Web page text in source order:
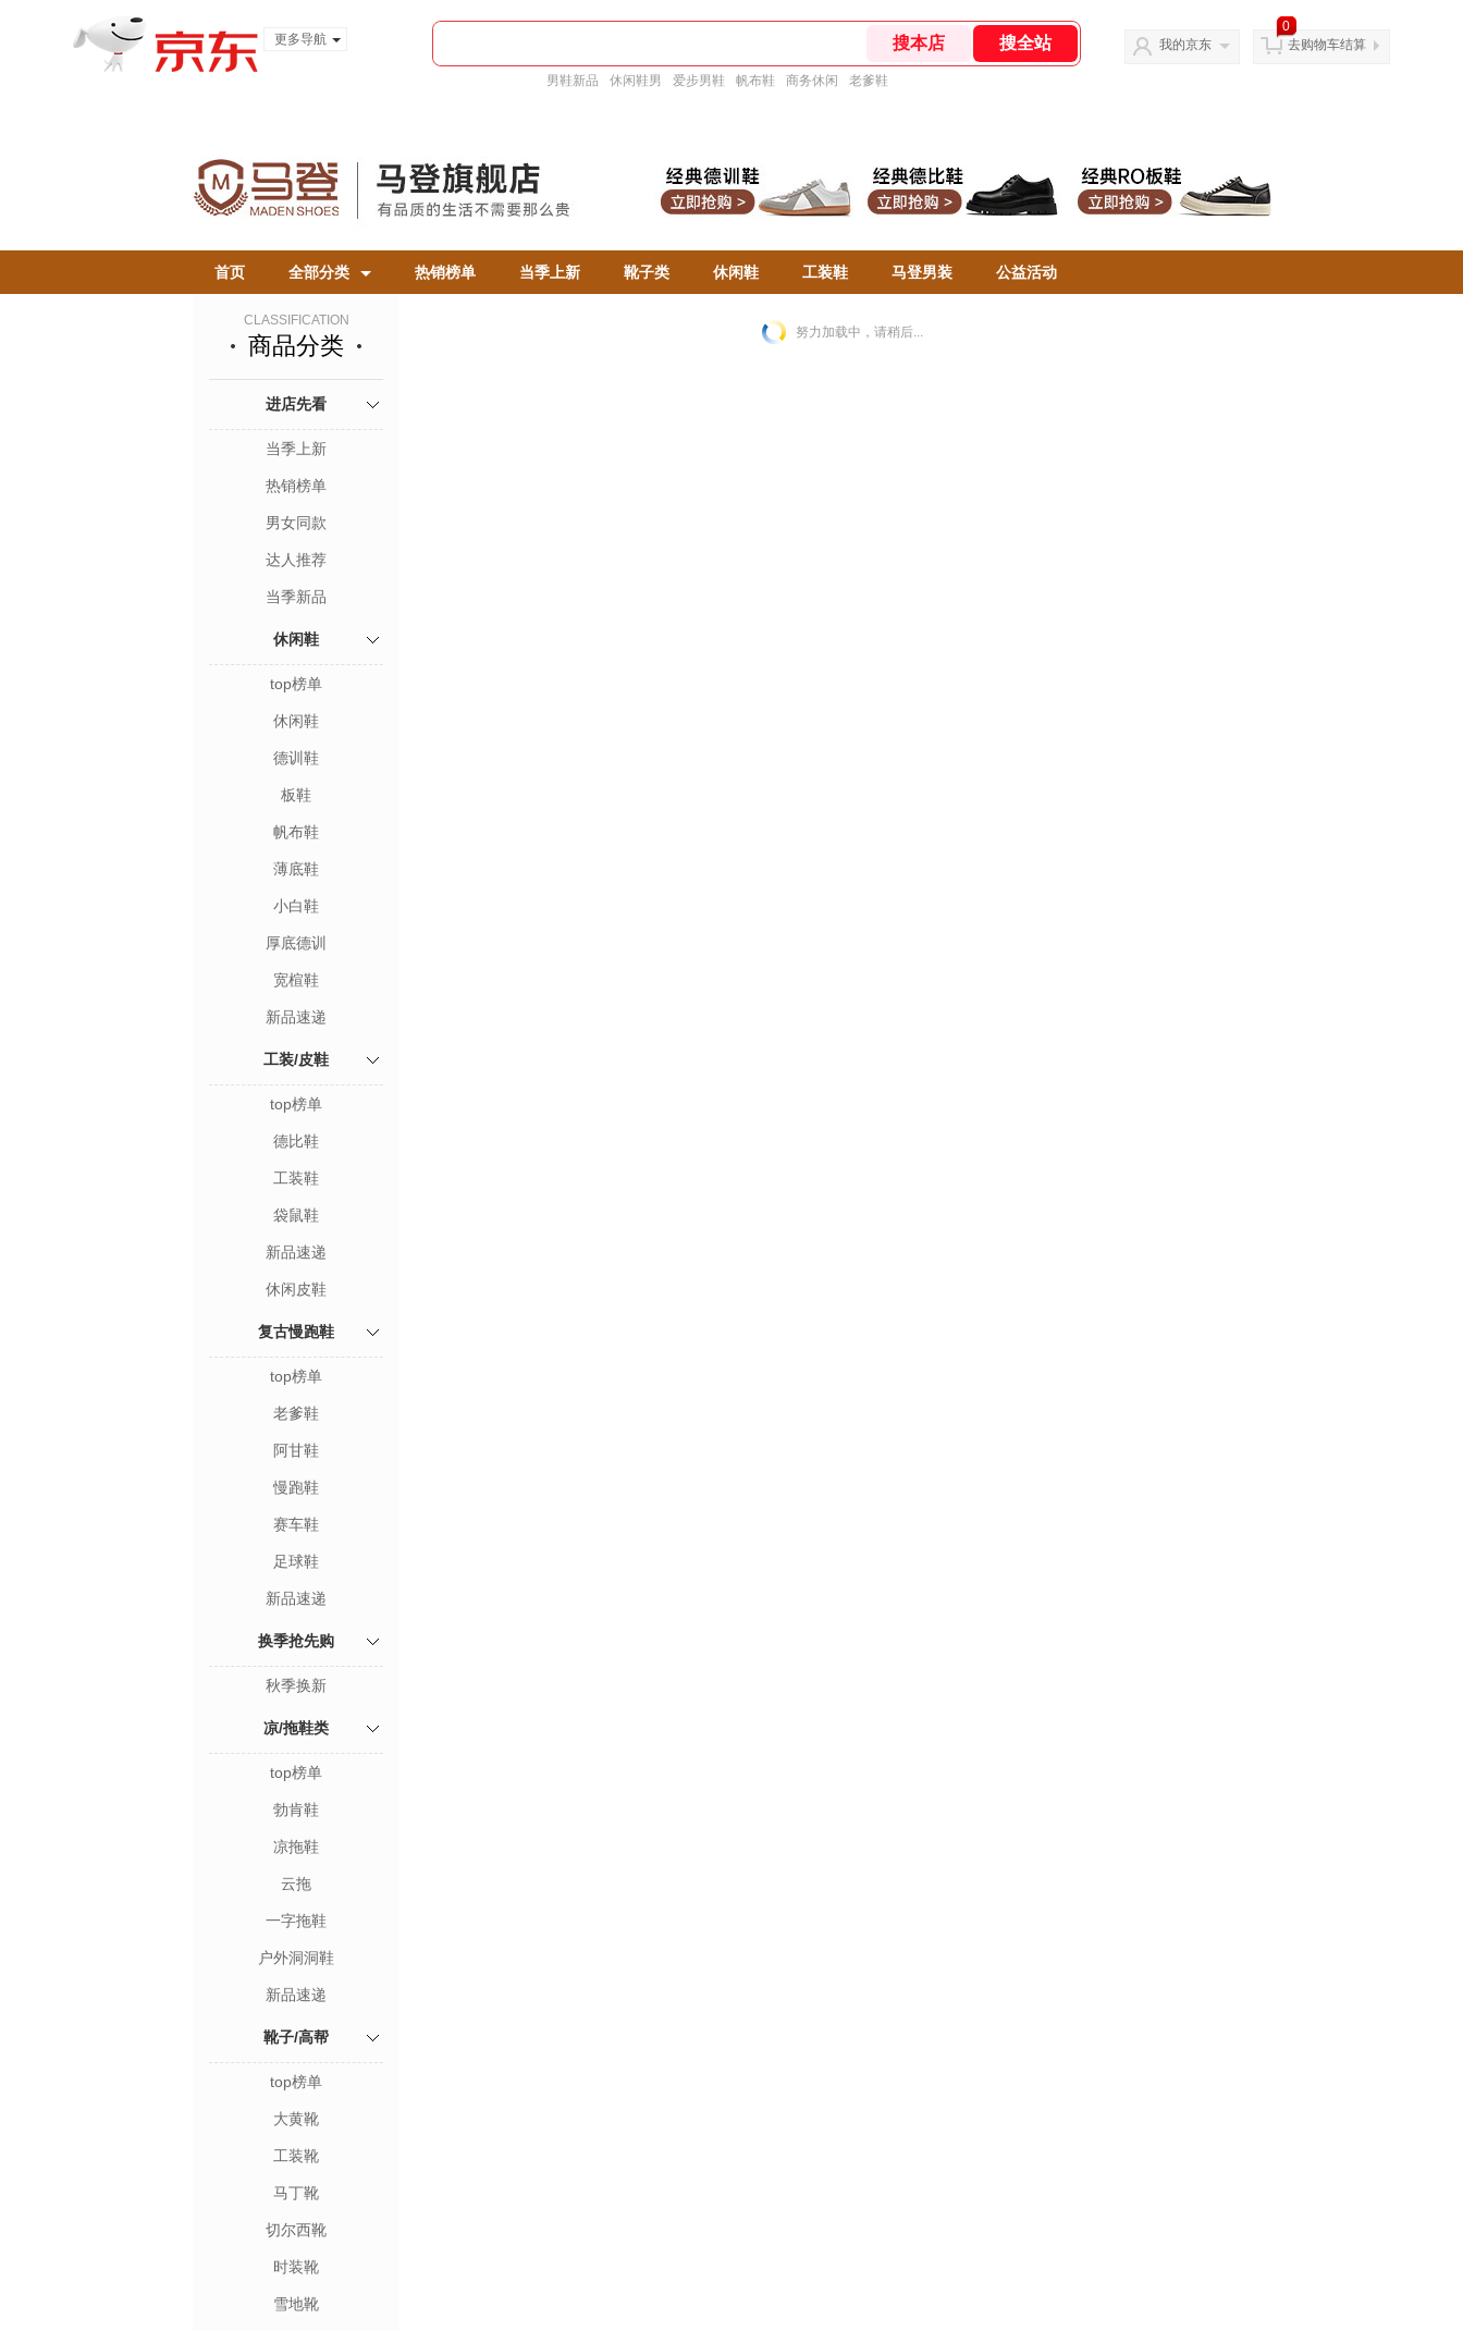
更多导航
男鞋新品 休闲鞋男 爱步男鞋 帆布鞋 商务休闲 老爹鞋
我的京东
0
去购物车结算
首页 全部分类 热销榜单 当季上新 靴子类 休闲鞋 工装鞋 马登男装 公益活动
CLASSIFICATION
商品分类
进店先看
当季上新
热销榜单
男女同款
达人推荐
当季新品
休闲鞋
top榜单
休闲鞋
德训鞋
板鞋
帆布鞋
薄底鞋
小白鞋
厚底德训
宽楦鞋
新品速递
工装/皮鞋
top榜单
德比鞋
工装鞋
袋鼠鞋
新品速递
休闲皮鞋
复古慢跑鞋
top榜单
老爹鞋
阿甘鞋
慢跑鞋
赛车鞋
足球鞋
新品速递
换季抢先购
秋季换新
凉/拖鞋类
top榜单
勃肯鞋
凉拖鞋
云拖
一字拖鞋
户外洞洞鞋
新品速递
靴子/高帮
top榜单
大黄靴
工装靴
马丁靴
切尔西靴
时装靴
雪地靴
努力加载中，请稍后...